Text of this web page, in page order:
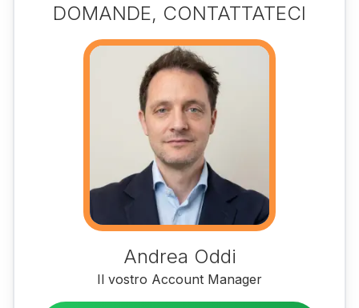
DOMANDE, CONTATTATECI
Andrea Oddi
Il vostro Account Manager